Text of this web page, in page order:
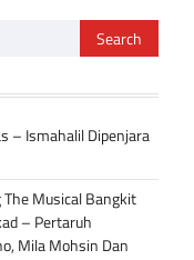
– Ismahalil Dipenjara
Musical Bangkit
– Pertaruh
Mila Mohsin Dan